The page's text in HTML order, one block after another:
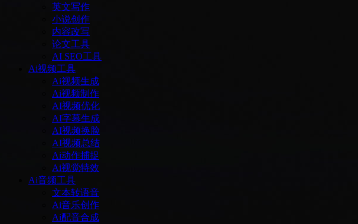
英文写作
小说创作
内容改写
论文工具
AI SEO工具
Ai视频工具
Ai视频生成
Ai视频制作
AI视频优化
AI字幕生成
AI视频换脸
AI视频总结
Ai动作捕捉
Ai视觉特效
Ai音频工具
文本转语音
Ai音乐创作
Ai配音合成